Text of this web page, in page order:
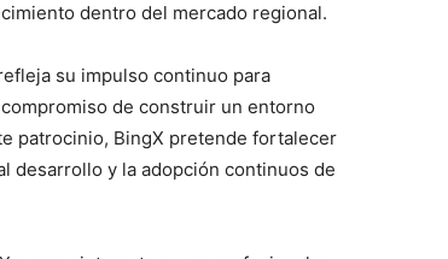
dentro del mercado regional.
su impulso continuo para
de construir un entorno
patrocinio, BingX pretende fortalecer
desarrollo y la adopción continuos de